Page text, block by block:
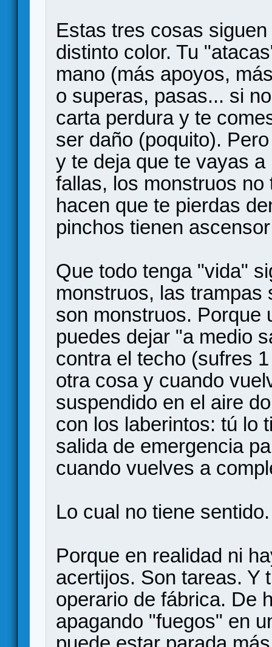
Estas tres cosas
distinto color. Tu
mano (más apoyos,
o superas, pasas... si
carta perdura y te
ser daño (poquito).
y te deja que te vayas
fallas, los monstruos
hacen que te pierdas
pinchos tienen
Que todo tenga "vida"
monstruos, las
son monstruos. Porque
puedes dejar "a medio
contra el techo (sufres
otra cosa y cuando
suspendido en el aire
con los laberintos: tú lo
salida de emergencia
cuando vuelves a
Lo cual no tiene sentido.
Porque en realidad ni
acertijos. Son tareas. Y
operario de fábrica. De
apagando "fuegos" en